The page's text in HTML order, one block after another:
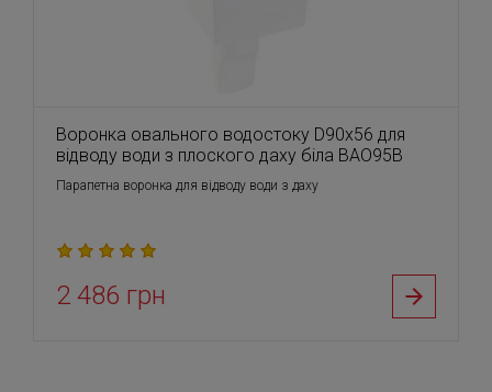
Воронка овального водостоку D90х56 для
відводу води з плоского даху біла BAO95B
Парапетна воронка для відводу води з даху
2 486 грн